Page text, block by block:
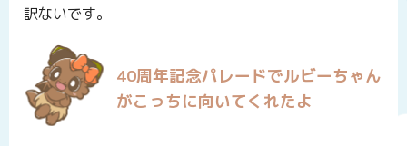
訳ないです。
40周年記念パレードでルビーちゃん
がこっちに向いてくれたよ